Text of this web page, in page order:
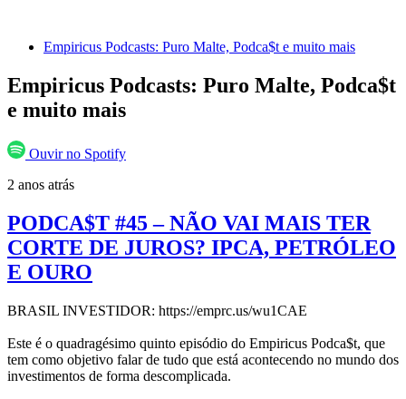
Empiricus Podcasts: Puro Malte, Podca$t e muito mais
Empiricus Podcasts: Puro Malte, Podca$t
e muito mais
Ouvir no Spotify
2 anos atrás
PODCA$T #45 – NÃO VAI MAIS TER
CORTE DE JUROS? IPCA, PETRÓLEO
E OURO
BRASIL INVESTIDOR: https://emprc.us/wu1CAE
Este é o quadragésimo quinto episódio do Empiricus Podca$t, que
tem como objetivo falar de tudo que está acontecendo no mundo dos
investimentos de forma descomplicada.